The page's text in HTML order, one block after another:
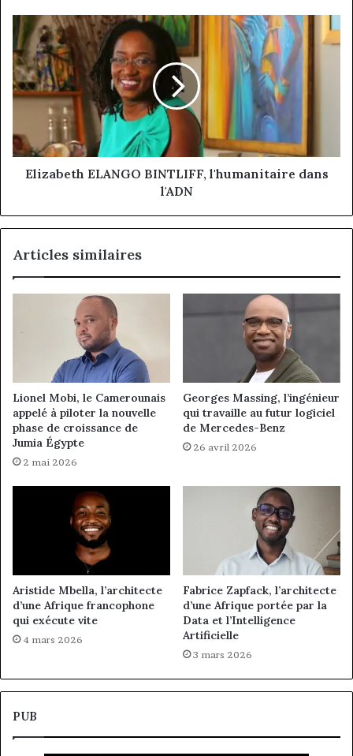
Elizabeth
ELANGO
BINTLIFF,
l'humanitaire
dans
Elizabeth ELANGO BINTLIFF, l'humanitaire dans
l'ADN
Articles similaires
Lionel Mobi, le Camerounais
appelé à piloter la nouvelle
phase de croissance de
Jumia Égypte
2 mai 2026
Georges Massing, l’ingénieur
qui travaille au futur logiciel
de Mercedes-Benz
26 avril 2026
Aristide Mbella, l’architecte
d’une Afrique francophone
qui exécute vite
4 mars 2026
Fabrice Zapfack, l’architecte
d’une Afrique portée par la
Data et l’Intelligence
Artificielle
3 mars 2026
PUB